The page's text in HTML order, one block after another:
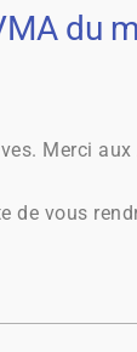
du
Merci
de vous